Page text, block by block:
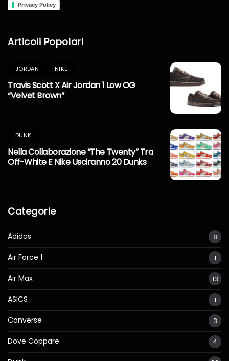
Privacy Policy
Articoli Popolari
JORDAN NIKE
Travis Scott X Air Jordan 1 Low OG
“Velvet Brown”
DUNK
Nella Collaborazione “The Twenty” Tra
Off-White E Nike Usciranno 20 Dunks
Categorie
Adidas 8
Air Force 1 1
Air Max 13
ASICS 1
Converse 3
Dove Coppare 4